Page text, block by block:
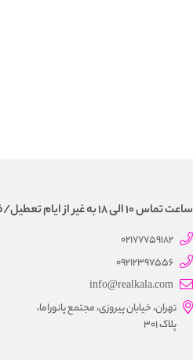
ساعت تماس 10 الی 18 به غیر از ایام تعطیل/فروش و تحویل حضوری نداریم
02177759182
09212397556
info@realkala.com
تهران، خیابان پیروزی، مجتمع پانوراما،
پلاک 301